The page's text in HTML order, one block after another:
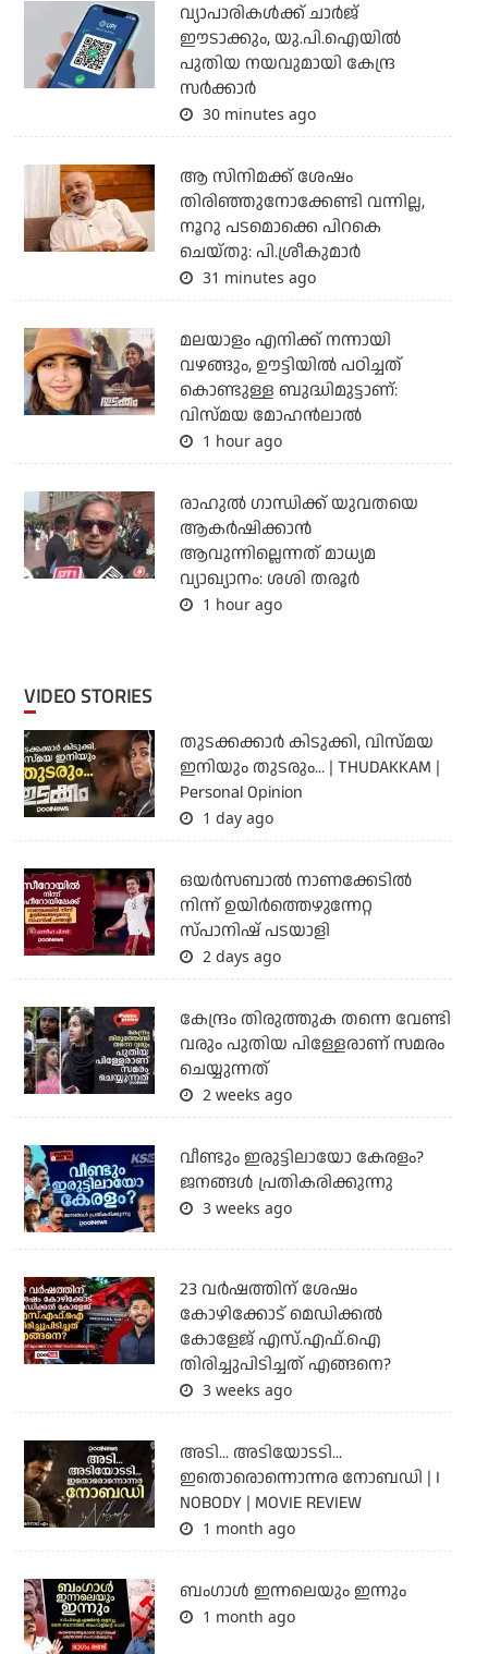
വ്യാപാരികള്‍ക്ക് ചാര്‍ജ്
ഈടാക്കും, യു.പി.ഐയില്‍
പുതിയ നയവുമായി കേന്ദ്ര
സര്‍ക്കാര്‍
30 minutes ago
ആ സിനിമക്ക് ശേഷം
തിരിഞ്ഞുനോക്കേണ്ടി വന്നില്ല,
നൂറു പടമൊക്കെ പിറകെ
ചെയ്തു: പി.ശ്രീകുമാർ
31 minutes ago
മലയാളം എനിക്ക് നന്നായി
വഴങ്ങും, ഊട്ടിയില്‍ പഠിച്ചത്
കൊണ്ടുള്ള ബുദ്ധിമുട്ടാണ്:
വിസ്മയ മോഹന്‍ലാല്‍
1 hour ago
രാഹുല്‍ ഗാന്ധിക്ക് യുവതയെ
ആകര്‍ഷിക്കാന്‍
ആവുന്നില്ലെന്നത് മാധ്യമ
വ്യാഖ്യാനം: ശശി തരൂര്‍
1 hour ago
VIDEO STORIES
തുടക്കക്കാര്‍ കിടുക്കി, വിസ്മയ
ഇനിയും തുടരും... | THUDAKKAM |
Personal Opinion
1 day ago
ഒയര്‍സബാൽ നാണക്കേടിൽ
നിന്ന് ഉയിർത്തെഴുന്നേറ്റ
സ്പാനിഷ് പടയാളി
2 days ago
കേന്ദ്രം തിരുത്തുക തന്നെ വേണ്ടി
വരും പുതിയ പിള്ളേരാണ് സമരം
ചെയ്യുന്നത്
2 weeks ago
വീണ്ടും ഇരുട്ടിലായോ കേരളം?
ജനങ്ങൾ പ്രതികരിക്കുന്നു
3 weeks ago
23 വർഷത്തിന് ശേഷം
കോഴിക്കോട് മെഡിക്കൽ
കോളേജ് എസ്.എഫ്.ഐ
തിരിച്ചുപിടിച്ചത് എങ്ങനെ?
3 weeks ago
അടി... അടിയോടടി...
ഇതൊരൊന്നൊന്നര നോബഡി | I
NOBODY | MOVIE REVIEW
1 month ago
ബംഗാള്‍ ഇന്നലെയും ഇന്നും
1 month ago